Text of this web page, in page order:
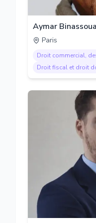
Aymar
Paris
Droit commercial,
Droit fiscal et droit